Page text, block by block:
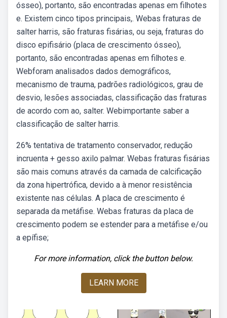
ósseo), portanto, são encontradas apenas em filhotes
e. Existem cinco tipos principais,. Webas fraturas de
salter harris, são fraturas fisárias, ou seja, fraturas do
disco epifisário (placa de crescimento ósseo),
portanto, são encontradas apenas em filhotes e.
Webforam analisados dados demográficos,
mecanismo de trauma, padrões radiológicos, grau de
desvio, lesões associadas, classificação das fraturas
de acordo com ao, salter. Webimportante saber a
classificação de salter harris.
26% tentativa de tratamento conservador, redução
incruenta + gesso axilo palmar. Webas fraturas fisárias
são mais comuns através da camada de calcificação
da zona hipertrófica, devido a à menor resistência
existente nas células. A placa de crescimento é
separada da metáfise. Webas fraturas da placa de
crescimento podem se estender para a metáfise e/ou
a epífise;
For more information, click the button below.
LEARN MORE